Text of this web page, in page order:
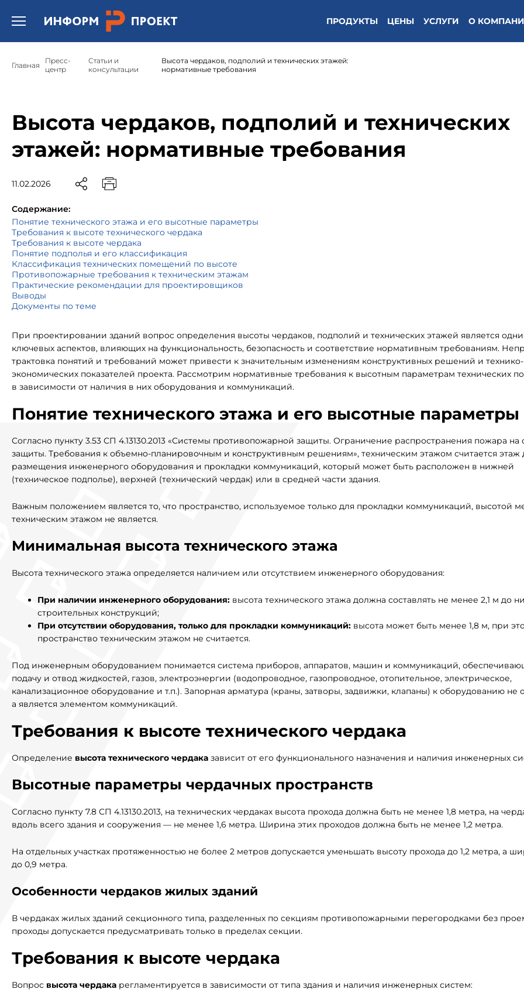
Открыть бургер меню. ПРОДУКТЫ ЦЕНЫ УСЛУГИ О
Главная
Пресс-
центр
Статьи и
консультации
Высота чердаков, подполий и технических этажей:
нормативные требования
Высота чердаков, подполий и технических
этажей: нормативные требования
11.02.2026
Содержание:
Понятие технического этажа и его высотные параметры
Требования к высоте технического чердака
Требования к высоте чердака
Понятие подполья и его классификация
Классификация технических помещений по высоте
Противопожарные требования к техническим этажам
Практические рекомендации для проектировщиков
Выводы
Документы по теме
При проектировании зданий вопрос определения высоты чердаков, подполий и технических этажей является
ключевых аспектов, влияющих на функциональность, безопасность и соответствие нормативным требованиям.
трактовка понятий и требований может привести к значительным изменениям конструктивных решений и технико-
экономических показателей проекта. Рассмотрим нормативные требования к высотным параметрам технических
в зависимости от наличия в них оборудования и коммуникаций.
Понятие технического этажа и его высотные параметры
Согласно пункту 3.53 СП 4.13130.2013 «Системы противопожарной защиты. Ограничение распространения пожара на
защиты. Требования к объемно-планировочным и конструктивным решениям», техническим этажом считается этаж
размещения инженерного оборудования и прокладки коммуникаций, который может быть расположен в нижней
(техническое подполье), верхней (технический чердак) или в средней части здания.
Важным положением является то, что пространство, используемое только для прокладки коммуникаций, высотой
техническим этажом не является.
Минимальная высота технического этажа
Высота технического этажа определяется наличием или отсутствием инженерного оборудования:
При наличии инженерного оборудования: высота технического этажа должна составлять не менее 2,1 м до
строительных конструкций;
При отсутствии оборудования, только для прокладки коммуникаций: высота может быть менее 1,8 м, при
пространство техническим этажом не считается.
Под инженерным оборудованием понимается система приборов, аппаратов, машин и коммуникаций,
подачу и отвод жидкостей, газов, электроэнергии (водопроводное, газопроводное, отопительное, электрическое,
канализационное оборудование и т.п.). Запорная арматура (краны, затворы, задвижки, клапаны) к оборудованию не
а является элементом коммуникаций.
Требования к высоте технического чердака
Определение высота технического чердака зависит от его функционального назначения и наличия инженерных
Высотные параметры чердачных пространств
Согласно пункту 7.8 СП 4.13130.2013, на технических чердаках высота прохода должна быть не менее 1,8 метра, на
вдоль всего здания и сооружения — не менее 1,6 метра. Ширина этих проходов должна быть не менее 1,2 метра.
На отдельных участках протяженностью не более 2 метров допускается уменьшать высоту прохода до 1,2 метра, а
до 0,9 метра.
Особенности чердаков жилых зданий
В чердаках жилых зданий секционного типа, разделенных по секциям противопожарными перегородками без
проходы допускается предусматривать только в пределах секции.
Требования к высоте чердака
Вопрос высота чердака регламентируется в зависимости от типа здания и наличия инженерных систем: